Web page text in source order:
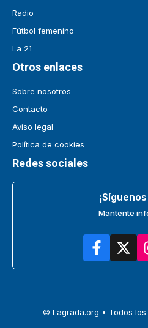
Radio
Fútbol femenino
La 21
Otros enlaces
Sobre nosotros
Contacto
Aviso legal
Política de cookies
Redes sociales
Mantente
© Lagrada.org • Todos